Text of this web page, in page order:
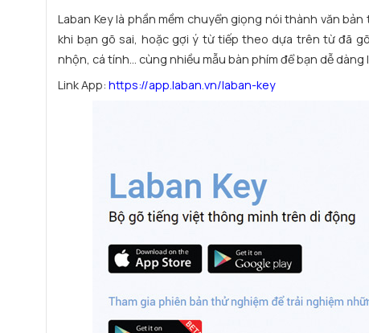
Laban Key là phần mềm chuyển giọng nói thành văn
khi bạn gõ sai, hoặc gợi ý từ tiếp theo dựa trên từ đã
nhộn, cá tính… cùng nhiều mẫu bàn phím để bạn dễ dàng
Link App:https://app.laban.vn/laban-key